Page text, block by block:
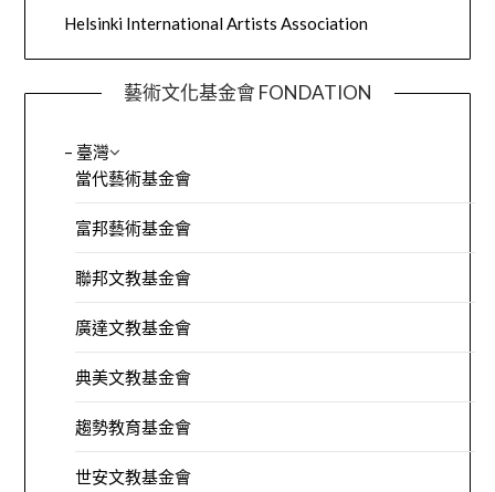
Helsinki International Artists Association
藝術文化基金會 FONDATION
– 臺灣
當代藝術基金會
富邦藝術基金會
聯邦文教基金會
廣達文教基金會
典美文教基金會
趨勢教育基金會
世安文教基金會